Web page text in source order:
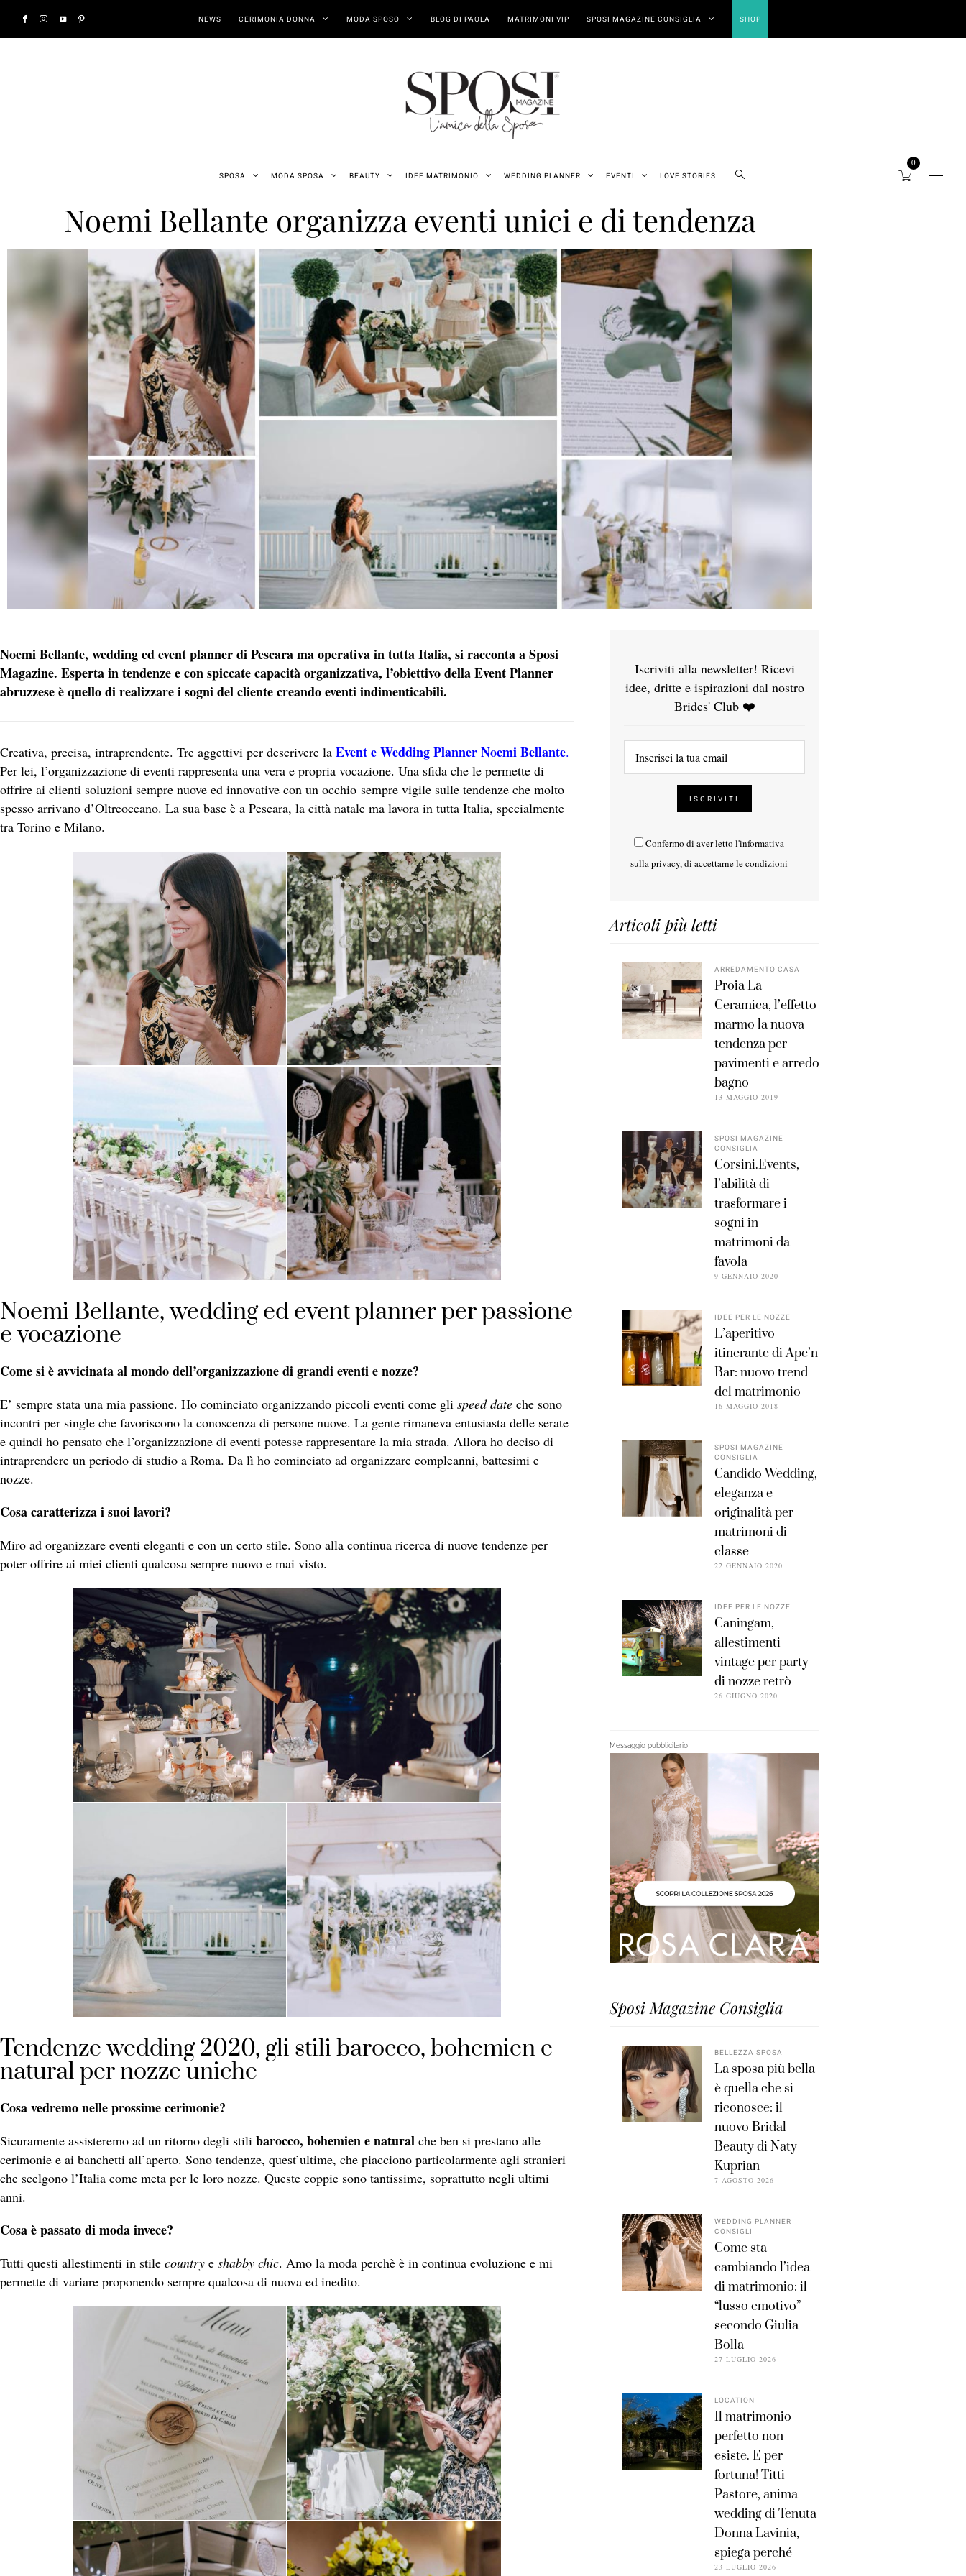
NEWS CERIMONIA DONNA MODA SPOSO BLOG DI PAOLA MATRIMONI VIP SPOSI MAGAZINE CONSIGLIA SHOP
SPOSA MODA SPOSA BEAUTY IDEE MATRIMONIO WEDDING PLANNER EVENTI LOVE STORIES
0
Noemi Bellante organizza eventi unici e di tendenza
Noemi Bellante, wedding ed event planner di Pescara ma operativa in tutta Italia, si racconta a Sposi
Magazine. Esperta in tendenze e con spiccate capacità organizzativa, l’obiettivo della Event Planner
abruzzese è quello di realizzare i sogni del cliente creando eventi indimenticabili.
Creativa, precisa, intraprendente. Tre aggettivi per descrivere la Event e Wedding Planner Noemi Bellante.
Per lei, l’organizzazione di eventi rappresenta una vera e propria vocazione. Una sfida che le permette di
offrire ai clienti soluzioni sempre nuove ed innovative con un occhio sempre vigile sulle tendenze che molto
spesso arrivano d’Oltreoceano. La sua base è a Pescara, la città natale ma lavora in tutta Italia, specialmente
tra Torino e Milano.
Noemi Bellante, wedding ed event planner per passione
e vocazione
Come si è avvicinata al mondo dell’organizzazione di grandi eventi e nozze?
E’ sempre stata una mia passione. Ho cominciato organizzando piccoli eventi come gli speed date che sono
incontri per single che favoriscono la conoscenza di persone nuove. La gente rimaneva entusiasta delle serate
e quindi ho pensato che l’organizzazione di eventi potesse rappresentare la mia strada. Allora ho deciso di
intraprendere un periodo di studio a Roma. Da lì ho cominciato ad organizzare compleanni, battesimi e
nozze.
Cosa caratterizza i suoi lavori?
Miro ad organizzare eventi eleganti e con un certo stile. Sono alla continua ricerca di nuove tendenze per
poter offrire ai miei clienti qualcosa sempre nuovo e mai visto.
Tendenze wedding 2020, gli stili barocco, bohemien e
natural per nozze uniche
Cosa vedremo nelle prossime cerimonie?
Sicuramente assisteremo ad un ritorno degli stili barocco, bohemien e natural che ben si prestano alle
cerimonie e ai banchetti all’aperto. Sono tendenze, quest’ultime, che piacciono particolarmente agli stranieri
che scelgono l’Italia come meta per le loro nozze. Queste coppie sono tantissime, soprattutto negli ultimi
anni.
Cosa è passato di moda invece?
Tutti questi allestimenti in stile country e shabby chic. Amo la moda perchè è in continua evoluzione e mi
permette di variare proponendo sempre qualcosa di nuova ed inedito.
Iscriviti alla newsletter! Ricevi
idee, dritte e ispirazioni dal nostro
Brides' Club ❤️
Confermo di aver letto l'informativa
sulla privacy, di accettarne le condizioni
Articoli più letti
ARREDAMENTO CASA
Proia La
Ceramica, l’effetto
marmo la nuova
tendenza per
pavimenti e arredo
bagno
13 MAGGIO 2019
SPOSI MAGAZINE
CONSIGLIA
Corsini.Events,
l’abilità di
trasformare i
sogni in
matrimoni da
favola
9 GENNAIO 2020
IDEE PER LE NOZZE
L’aperitivo
itinerante di Ape’n
Bar: nuovo trend
del matrimonio
16 MAGGIO 2018
SPOSI MAGAZINE
CONSIGLIA
Candido Wedding,
eleganza e
originalità per
matrimoni di
classe
22 GENNAIO 2020
IDEE PER LE NOZZE
Caningam,
allestimenti
vintage per party
di nozze retrò
26 GIUGNO 2020
Messaggio pubblicitario
Sposi Magazine Consiglia
BELLEZZA SPOSA
La sposa più bella
è quella che si
riconosce: il
nuovo Bridal
Beauty di Naty
Kuprian
7 AGOSTO 2026
WEDDING PLANNER
CONSIGLI
Come sta
cambiando l’idea
di matrimonio: il
“lusso emotivo”
secondo Giulia
Bolla
27 LUGLIO 2026
LOCATION
Il matrimonio
perfetto non
esiste. E per
fortuna! Titti
Pastore, anima
wedding di Tenuta
Donna Lavinia,
spiega perché
23 LUGLIO 2026